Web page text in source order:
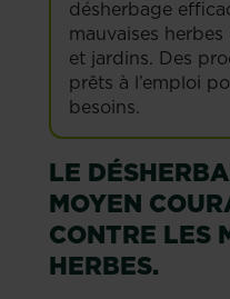
désherbage
mauvaises
et jardins. Des
prêts à l’emploi
besoins.
LE
MOYEN
CONTRE LES
HERBES.